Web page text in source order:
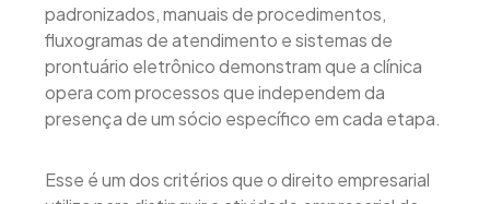
padronizados, manuais de procedimentos,
fluxogramas de atendimento e sistemas de
prontuário eletrônico demonstram que a clínica
opera com processos que independem da
presença de um sócio específico em cada etapa.
Esse é um dos critérios que o direito empresarial